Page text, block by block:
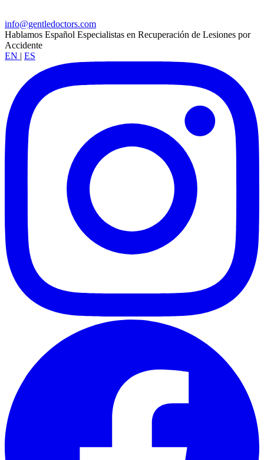
info@gentledoctors.com
Hablamos Español Especialistas en Recuperación de Lesiones por
Accidente
EN | ES